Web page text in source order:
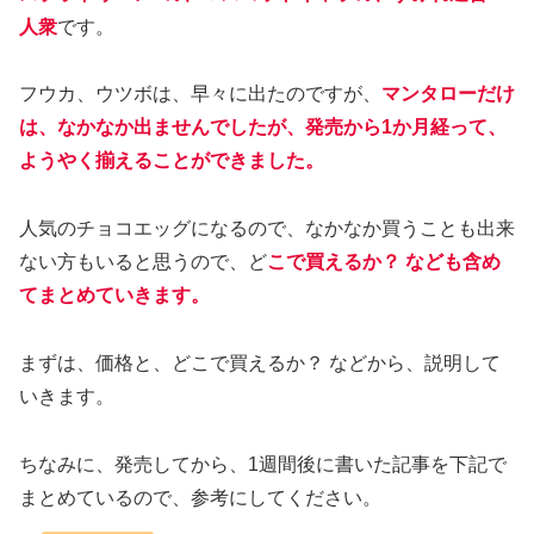
人衆です。
フウカ、ウツボは、早々に出たのですが、 マンタローだけ
は、なかなか出ませんでしたが、発売から1か月経って、
ようやく揃えることができました。
人気のチョコエッグになるので、なかなか買うことも出来
ない方もいると思うので、どこで買えるか？ なども含め
てまとめていきます。
まずは、価格と、どこで買えるか？ などから、説明して
いきます。
ちなみに、発売してから、1週間後に書いた記事を下記で
まとめているので、参考にしてください。